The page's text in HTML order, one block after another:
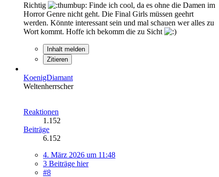
Richtig
Finde ich cool, da es ohne die Damen im
Horror Genre nicht geht. Die Final Girls müssen geehrt
werden. Könnte interessant sein und mal schauen wer alles zu
Wort kommt. Hoffe ich bekomm die zu Sicht
Inhalt melden
Zitieren
KoenigDiamant
Weltenherrscher
Reaktionen
1.152
Beiträge
6.152
4. März 2026 um 11:48
3 Beiträge hier
#8